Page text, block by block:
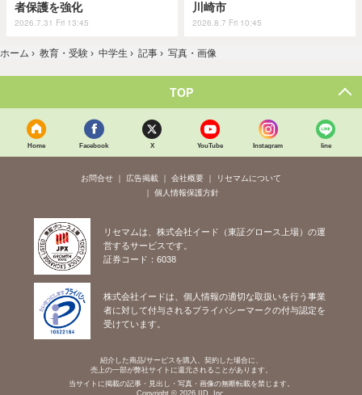
者保護を強化
2026.7.31 Fri 13:45
川崎市
2026.8.7 Fri 10:45
ホーム › 教育・受験 › 中学生 › 記事 › 写真・画像
TOP
Home Facebook X YouTube Instagram line
お問合せ 広告掲載 会社概要
リセマムについて
個人情報保護方針
リセマムは、株式会社イード（東証グロース上場）の運
営するサービスです。
証券コード：6038
株式会社イードは、個人情報の適切な取扱いを行う事業
者に対して付与されるプライバシーマークの付与認定を
受けています。
紹介した商品/サービスを購入、契約した場合に、
売上の一部が弊社サイトに還元されることがあります。
当サイトに掲載の記事・見出し・写真・画像の無断転載を禁じます。
Copyright © 2026 IID, Inc.